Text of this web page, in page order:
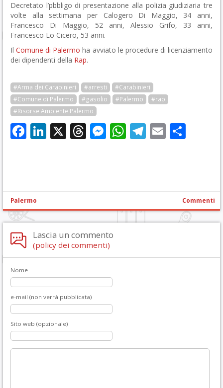
Decretato l’pbbligo di presentazione alla polizia giudiziaria tre
volte alla settimana per Calogero Di Maggio, 34 anni,
Francesco Di Maggio, 52 anni, Alessio Grifo, 33 anni,
Francesco Lo Cicero, 53 anni.
IlComune di Palermo ha avviato le procedure di licenziamento
dei dipendenti della Rap.
#Arma dei Carabinieri #arresti
#Carabinieri
#Comune di Palermo
#gasolio #Palermo
#rap
#Risorse Ambiente Palermo
Facebook
LinkedIn
X Threads
Messenger
WhatsApp
Telegram
Email
Palermo Commenti
Lascia un commento
(policy dei commenti)
Nome
e-mail (non verrà pubblicata)
Sito web (opzionale)